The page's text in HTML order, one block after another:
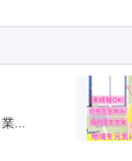
...